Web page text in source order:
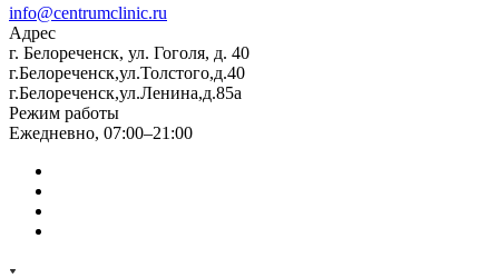
info@centrumclinic.ru
Адрес
г. Белореченск, ул. Гоголя, д. 40
г.Белореченск,ул.Толстого,д.40
г.Белореченск,ул.Ленина,д.85а
Режим работы
Ежедневно, 07:00–21:00